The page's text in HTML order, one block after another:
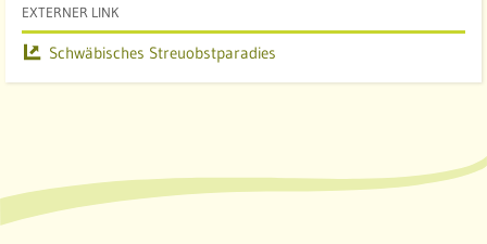
EXTERNER LINK
Schwäbisches Streuobstparadies